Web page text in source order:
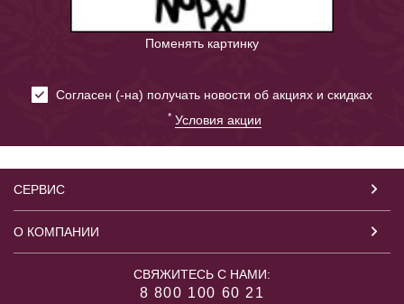
Поменять картинку
Cогласен (-на) получать новости об акциях и скидках
* Условия акции
СЕРВИС
О КОМПАНИИ
СВЯЖИТЕСЬ С НАМИ:
8 800 100 60 21